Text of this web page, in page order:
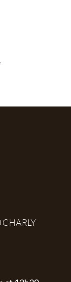
CHARLY